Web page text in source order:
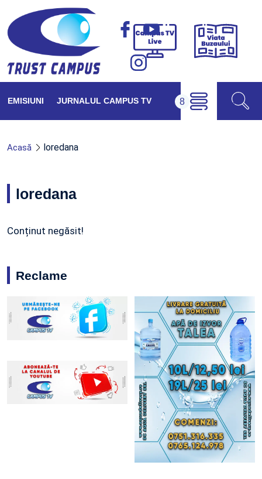
Campus
Viața
EMISIUNI JURNALUL CAMPUS TV
Acasă loredana
loredana
Conținut negăsit!
Reclame